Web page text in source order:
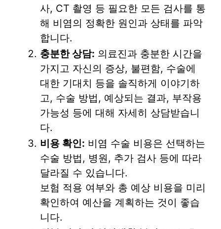
사, CT 촬영 등 필요한 모든 검사를 통
해 비염의 정확한 원인과 상태를 파악
합니다.
충분한 상담: 의료진과 충분한 시간을
가지고 자신의 증상, 불편함, 수술에
대한 기대치 등을 솔직하게 이야기하
고, 수술 방법, 예상되는 결과, 부작용
가능성 등에 대해 자세히 상담받습니
다.
비용 확인: 비염 수술 비용은 선택하는
수술 방법, 병원, 추가 검사 등에 따라
달라질 수 있습니다.
보험 적용 여부와 총 예상 비용을 미리
확인하여 예산을 계획하는 것이 좋습
니다.